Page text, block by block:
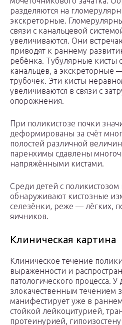
разделяются на
экскреторные.
связи с канальцевой
увеличиваются. Они
приводят к раннему
ребёнка. Тубулярные кисты
канальцев, а экскреторные
трубочек. Эти кисты
увеличиваются в связи с
опорожнения.
При поликистозе почки
деформированы за счёт
полостей различной
паренхимы сдавлены
напряжёнными кистами.
Среди детей с поликистозом
обнаруживают кистозные
селезёнки, реже — лёгких,
яичников.
Клиническая картина
Клиническое течение
выраженности и
патологического процесса. У
злокачественным течением
манифестирует уже в
стойкой лейкоцитурией,
протеинурией,